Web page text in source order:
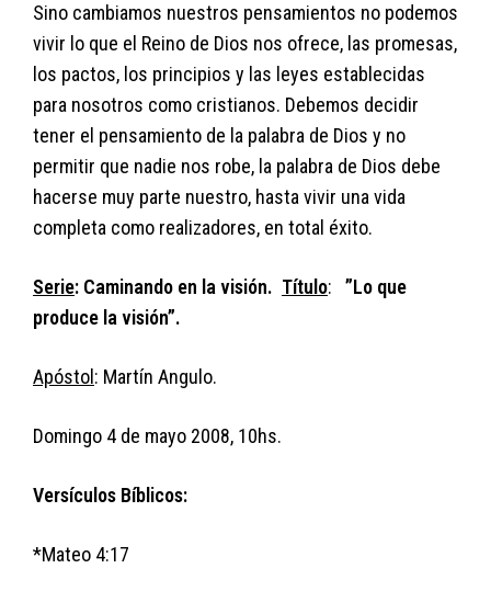
Sino cambiamos nuestros pensamientos no podemos
vivir lo que el Reino de Dios nos ofrece, las promesas,
los pactos, los principios y las leyes establecidas
para nosotros como cristianos. Debemos decidir
tener el pensamiento de la palabra de Dios y no
permitir que nadie nos robe, la palabra de Dios debe
hacerse muy parte nuestro, hasta vivir una vida
completa como realizadores, en total éxito.
Serie: Caminando en la visión. Título: ”Lo que
produce la visión”.
Apóstol : Martín Angulo.
Domingo 4 de mayo 2008, 10hs.
Versículos Bíblicos:
*Mateo 4:17